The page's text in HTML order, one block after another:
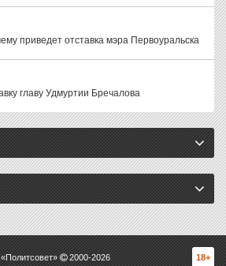
приведет отставка мэра Первоуральска
главу Удмуртии Бречалова
2000-2026
18+